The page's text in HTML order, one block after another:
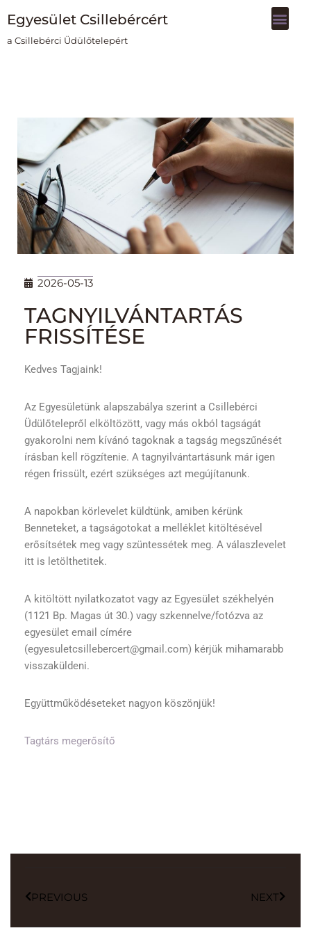
Skip
Egyesület Csillebércért
a Csillebérci Üdülőtelepért
2026-05-13
TAGNYILVÁNTARTÁS
FRISSÍTÉSE
Kedves Tagjaink!
Az Egyesületünk alapszabálya szerint a Csillebérci
Üdülőtelepről elköltözött, vagy más okból tagságát
gyakorolni nem kívánó tagoknak a tagság megszűnését
írásban kell rögzítenie. A tagnyilvántartásunk már igen
régen frissült, ezért szükséges azt megújítanunk.
A napokban körlevelet küldtünk, amiben kérünk
Benneteket, a tagságotokat a melléklet kitöltésével
erősítsétek meg vagy szüntessétek meg. A válaszlevelet
itt is letölthetitek.
A kitöltött nyilatkozatot vagy az Egyesület székhelyén
(1121 Bp. Magas út 30.) vagy szkennelve/fotózva az
egyesület email címére
(egyesuletcsillebercert@gmail.com) kérjük mihamarabb
visszaküldeni.
Együttműködéseteket nagyon köszönjük!
Tagtárs megerősítő
PREVIOUS NEXT